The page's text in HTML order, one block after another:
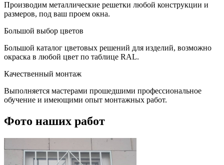
Производим металлические решетки любой конструкции и
размеров, под ваш проем окна.
Большой выбор цветов
Большой каталог цветовых решений для изделий, возможно
окраска в любой цвет по таблице RAL.
Качественный монтаж
Выполняется мастерами прошедшими профессиональное
обучение и имеющими опыт монтажных работ.
Фото наших работ